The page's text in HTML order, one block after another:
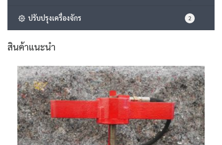
ปรับปรุงเครื่องจักร 2
สินค้าแนะนำ